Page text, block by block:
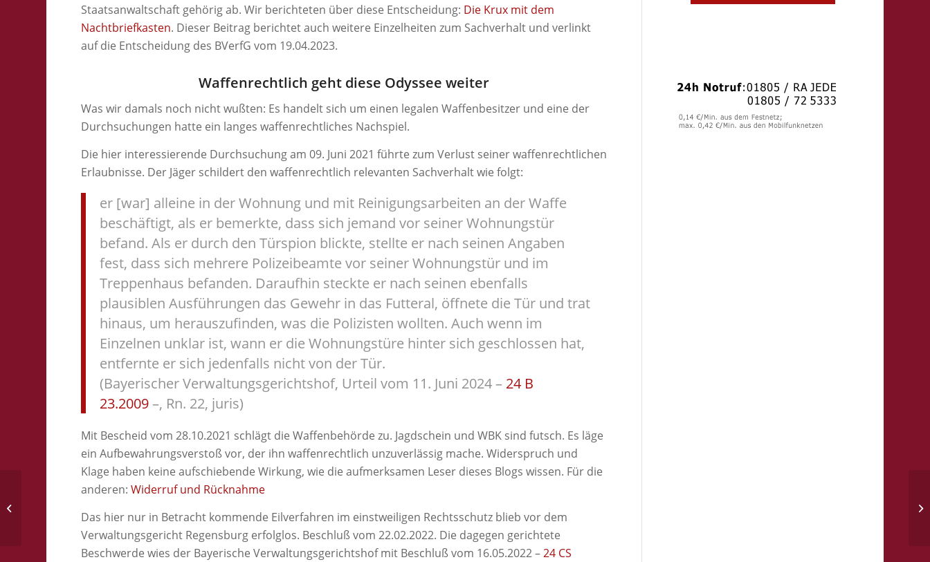
Staatsanwaltschaft gehörig ab. Wir berichteten über diese Entscheidung: Die Krux mit dem
Nachtbriefkasten. Dieser Beitrag berichtet auch weitere Einzelheiten zum Sachverhalt und verlinkt
auf die Entscheidung des BVerfG vom 19.04.2023.
Waffenrechtlich geht diese Odyssee weiter
Was wir damals noch nicht wußten: Es handelt sich um einen legalen Waffenbesitzer und eine der
Durchsuchungen hatte ein langes waffenrechtliches Nachspiel.
Die hier interessierende Durchsuchung am 09. Juni 2021 führte zum Verlust seiner waffenrechtlichen
Erlaubnisse. Der Jäger schildert den waffenrechtlich relevanten Sachverhalt wie folgt:
er [war] alleine in der Wohnung und mit Reinigungsarbeiten an der Waffe
beschäftigt, als er bemerkte, dass sich jemand vor seiner Wohnungstür
befand. Als er durch den Türspion blickte, stellte er nach seinen Angaben
fest, dass sich mehrere Polizeibeamte vor seiner Wohnungstür und im
Treppenhaus befanden. Daraufhin steckte er nach seinen ebenfalls
plausiblen Ausführungen das Gewehr in das Futteral, öffnete die Tür und trat
hinaus, um herauszufinden, was die Polizisten wollten. Auch wenn im
Einzelnen unklar ist, wann er die Wohnungstüre hinter sich geschlossen hat,
entfernte er sich jedenfalls nicht von der Tür.
(Bayerischer Verwaltungsgerichtshof, Urteil vom 11. Juni 2024 – 24 B
23.2009 –, Rn. 22, juris)
Mit Bescheid vom 28.10.2021 schlägt die Waffenbehörde zu. Jagdschein und WBK sind futsch. Es läge
ein Aufbewahrungsverstoß vor, der ihn waffenrechtlich unzuverlässig mache. Widerspruch und
Klage haben keine aufschiebende Wirkung, wie die aufmerksamen Leser dieses Blogs wissen. Für die
anderen:Widerruf und Rücknahme
Das hier nur in Betracht kommende Eilverfahren im einstweiligen Rechtsschutz blieb vor dem
Verwaltungsgericht Regensburg erfolglos. Beschluß vom 22.02.2022. Die dagegen gerichtete
Beschwerde wies der Bayerische Verwaltungsgerichtshof mit Beschluß vom 16.05.2022 –24 CS